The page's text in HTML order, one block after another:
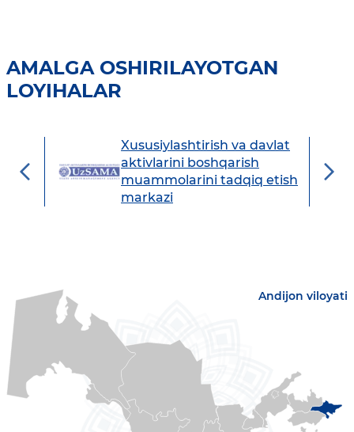
AMALGA OSHIRILAYOTGAN
LOYIHALAR
Xususiylashtirish va davlat
aktivlarini boshqarish
muammolarini tadqiq etish
markazi
Andijon viloyati